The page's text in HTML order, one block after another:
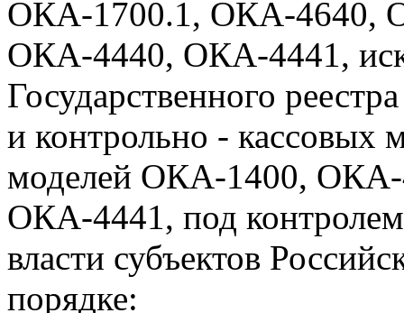
ОКА-1700.1, ОКА-4640,
ОКА-4440, ОКА-4441,
Государственного
и контрольно - кассовых
моделей ОКА-1400,
ОКА-4441, под
власти субъектов
порядке: